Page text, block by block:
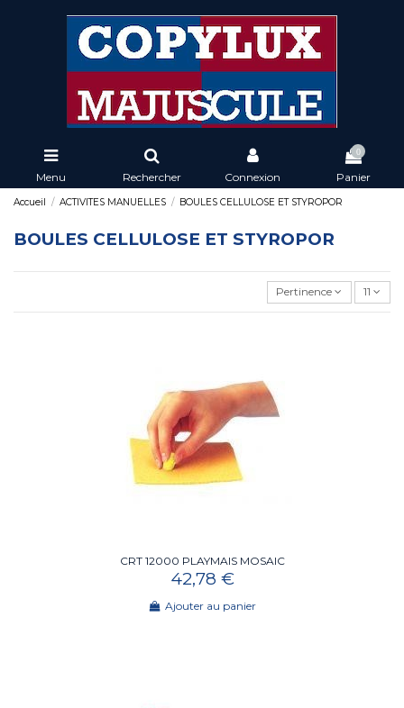
Menu Rechercher Connexion
0
Panier
Accueil ACTIVITES MANUELLES BOULES CELLULOSE ET STYROPOR
BOULES CELLULOSE ET STYROPOR
Pertinence 11
CRT 12000 PLAYMAIS MOSAIC
42,78 €
Ajouter au panier